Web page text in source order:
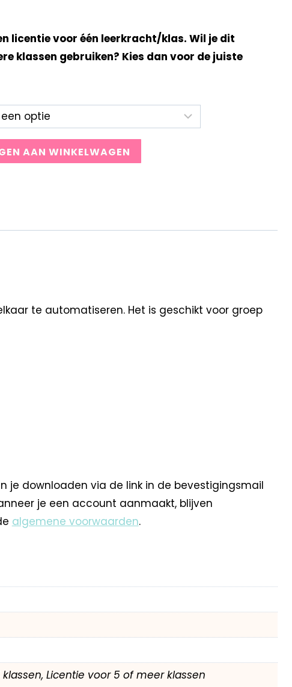
licentie voor één leerkracht/klas. Wil je dit
klassen gebruiken? Kies dan voor de juiste
AAN WINKELWAGEN
te automatiseren. Het is geschikt voor groep
je downloaden via de link in de bevestigingsmail
je een account aanmaakt, blijven
algemene voorwaarden.
Licentie voor 5 of meer klassen